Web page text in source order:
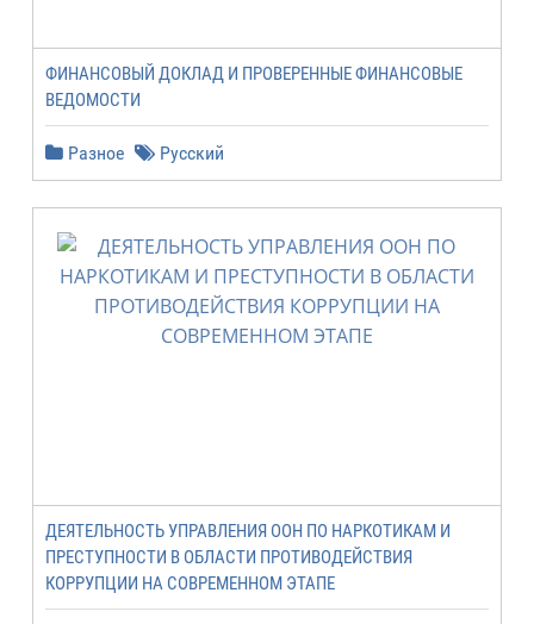
ФИНАНСОВЫЙ ДОКЛАД И ПРОВЕРЕННЫЕ ФИНАНСОВЫЕ
ВЕДОМОСТИ
Разное Русский
ДЕЯТЕЛЬНОСТЬ УПРАВЛЕНИЯ ООН ПО НАРКОТИКАМ И
ПРЕСТУПНОСТИ В ОБЛАСТИ ПРОТИВОДЕЙСТВИЯ
КОРРУПЦИИ НА СОВРЕМЕННОМ ЭТАПЕ